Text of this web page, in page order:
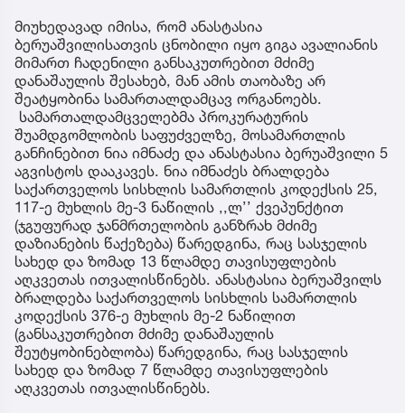
მიუხედავად იმისა, რომ ანასტასია
ბერუაშვილისათვის ცნობილი იყო გიგა ავალიანის
მიმართ ჩადენილი განსაკუთრებით მძიმე
დანაშაულის შესახებ, მან ამის თაობაზე არ
შეატყობინა სამართალდამცავ ორგანოებს.
სამართალდამცველებმა პროკურატურის
შუამდგომლობის საფუძველზე, მოსამართლის
განჩინებით ნია იმნაძე და ანასტასია ბერუაშვილი 5
აგვისტოს დააკავეს. ნია იმნაძეს ბრალდება
საქართველოს სისხლის სამართლის კოდექსის 25,
117-ე მუხლის მე-3 ნაწილის ,,ლ’’ ქვეპუნქტით
(ჯგუფურად ჯანმრთელობის განზრახ მძიმე
დაზიანების წაქეზება) წარედგინა, რაც სასჯელის
სახედ და ზომად 13 წლამდე თავისუფლების
აღკვეთას ითვალისწინებს. ანასტასია ბერუაშვილს
ბრალდება საქართველოს სისხლის სამართლის
კოდექსის 376-ე მუხლის მე-2 ნაწილით
(განსაკუთრებით მძიმე დანაშაულის
შეუტყობინებლობა) წარედგინა, რაც სასჯელის
სახედ და ზომად 7 წლამდე თავისუფლების
აღკვეთას ითვალისწინებს.